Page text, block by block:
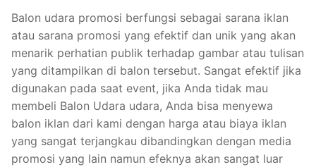
Balon udara promosi berfungsi sebagai sarana iklan
atau sarana promosi yang efektif dan unik yang akan
menarik perhatian publik terhadap gambar atau tulisan
yang ditampilkan di balon tersebut. Sangat efektif jika
digunakan pada saat event, jika Anda tidak mau
membeli Balon Udara udara, Anda bisa menyewa
balon iklan dari kami dengan harga atau biaya iklan
yang sangat terjangkau dibandingkan dengan media
promosi yang lain namun efeknya akan sangat luar